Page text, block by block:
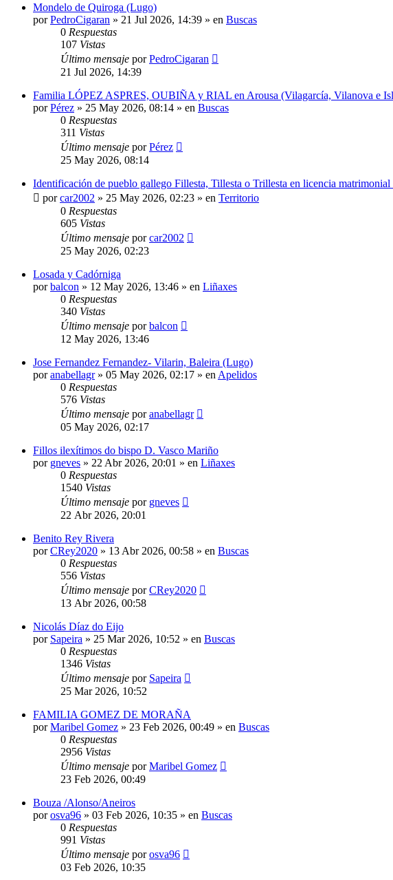
Mondelo de Quiroga (Lugo)
porPedroCigaran » 21 Jul 2026, 14:39 » en Buscas
0 Respuestas
107 Vistas
Último mensaje porPedroCigaran
21 Jul 2026, 14:39
Familia LÓPEZ ASPRES, OUBIÑA y RIAL en Arousa (Vilagarcía, Vilanova e
porPérez » 25 May 2026, 08:14 » en Buscas
0 Respuestas
311 Vistas
Último mensaje porPérez
25 May 2026, 08:14
Identificación de pueblo gallego Fillesta, Tillesta o Trillesta en licencia matrimonial
porcar2002 » 25 May 2026, 02:23 » en Territorio
0 Respuestas
605 Vistas
Último mensaje porcar2002
25 May 2026, 02:23
Losada y Cadórniga
porbalcon » 12 May 2026, 13:46 » en Liñaxes
0 Respuestas
340 Vistas
Último mensaje porbalcon
12 May 2026, 13:46
Jose Fernandez Fernandez- Vilarin, Baleira (Lugo)
poranabellagr» 05 May 2026, 02:17 » en Apelidos
0 Respuestas
576 Vistas
Último mensaje poranabellagr
05 May 2026, 02:17
Fillos ilexítimos do bispo D. Vasco Mariño
por gneves » 22 Abr 2026, 20:01 » en Liñaxes
0 Respuestas
1540 Vistas
Último mensaje por gneves
22 Abr 2026, 20:01
Benito Rey Rivera
porCRey2020 » 13 Abr 2026, 00:58 » en Buscas
0 Respuestas
556 Vistas
Último mensaje porCRey2020
13 Abr 2026, 00:58
Nicolás Díaz do Eijo
por Sapeira » 25 Mar 2026, 10:52 » en Buscas
0 Respuestas
1346 Vistas
Último mensaje por Sapeira
25 Mar 2026, 10:52
FAMILIA GOMEZ DE MORAÑA
porMaribel Gomez » 23 Feb 2026, 00:49 » en Buscas
0 Respuestas
2956 Vistas
Último mensaje porMaribel Gomez
23 Feb 2026, 00:49
Bouza /Alonso/Aneiros
porosva96 » 03 Feb 2026, 10:35 » en Buscas
0 Respuestas
991 Vistas
Último mensaje porosva96
03 Feb 2026, 10:35